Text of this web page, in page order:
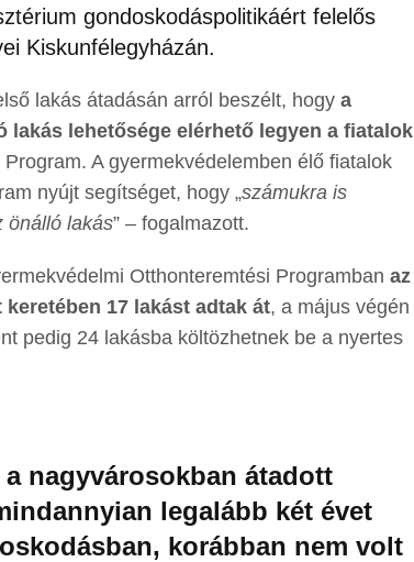
gondoskodáspolitikáért felelős
Kiskunfélegyházán.
lakás átadásán arról beszélt, hogy a
lakás lehetősége elérhető legyen a fiatalok
A gyermekvédelemben élő fiatalok
nyújt segítséget, hogy „számukra is
önálló lakás” – fogalmazott.
Otthonteremtési Programban az
17 lakást adtak át, a május végén
pedig 24 lakásba költözhetnek be a nyertes
nagyvárosokban átadott
legalább két évet
korábban nem volt